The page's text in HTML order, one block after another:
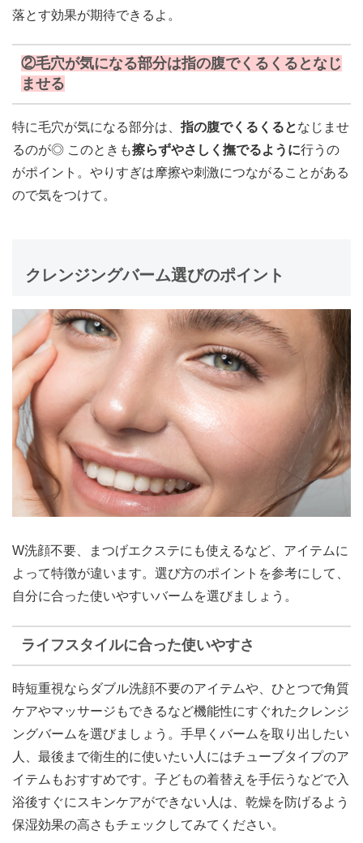
落とす効果が期待できるよ。
②毛穴が気になる部分は指の腹でくるくるとなじ
ませる
特に毛穴が気になる部分は、 指の腹でくるくるとなじませ
るのが◎ このときも擦らずやさしく撫でるように行うの
がポイント。やりすぎは摩擦や刺激につながることがある
ので気をつけて。
クレンジングバーム選びのポイント
W洗顔不要、まつげエクステにも使えるなど、アイテムに
よって特徴が違います。選び方のポイントを参考にして、
自分に合った使いやすいバームを選びましょう。
ライフスタイルに合った使いやすさ
時短重視ならダブル洗顔不要のアイテムや、ひとつで角質
ケアやマッサージもできるなど機能性にすぐれたクレンジ
ングバームを選びましょう。手早くバームを取り出したい
人、最後まで衛生的に使いたい人にはチューブタイプのア
イテムもおすすめです。子どもの着替えを手伝うなどで入
浴後すぐにスキンケアができない人は、乾燥を防げるよう
保湿効果の高さもチェックしてみてください。